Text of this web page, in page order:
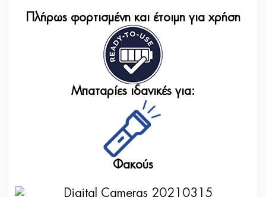
Πλήρως φορτισμένη και έτοιμη για χρήση
Μπαταρίες ιδανικές για:
Φακούς